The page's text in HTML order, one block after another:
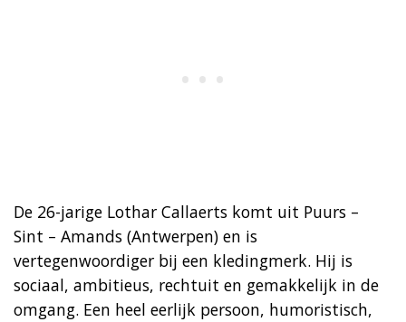
De 26-jarige Lothar Callaerts komt uit Puurs –
Sint – Amands (Antwerpen) en is
vertegenwoordiger bij een kledingmerk. Hij is
sociaal, ambitieus, rechtuit en gemakkelijk in de
omgang. Een heel eerlijk persoon, humoristisch,